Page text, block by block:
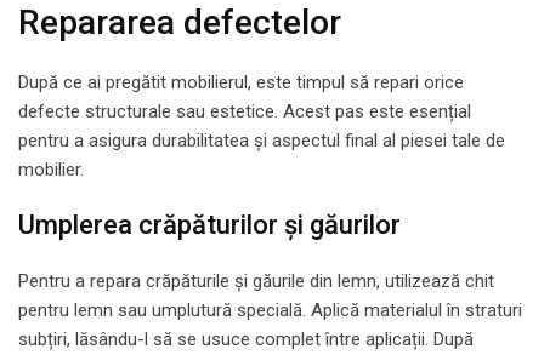
Repararea defectelor
După ce ai pregătit mobilierul, este timpul să repari orice
defecte structurale sau estetice. Acest pas este esențial
pentru a asigura durabilitatea și aspectul final al piesei tale de
mobilier.
Umplerea crăpăturilor și găurilor
Pentru a repara crăpăturile și găurile din lemn, utilizează chit
pentru lemn sau umplutură specială. Aplică materialul în straturi
subțiri, lăsându-l să se usuce complet între aplicații. După